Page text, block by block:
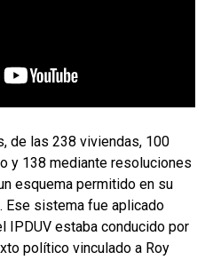
de las 238 viviendas, 100
y 138 mediante resoluciones
esquema permitido en su
Ese sistema fue aplicado
IPDUV estaba conducido por
político vinculado a Roy